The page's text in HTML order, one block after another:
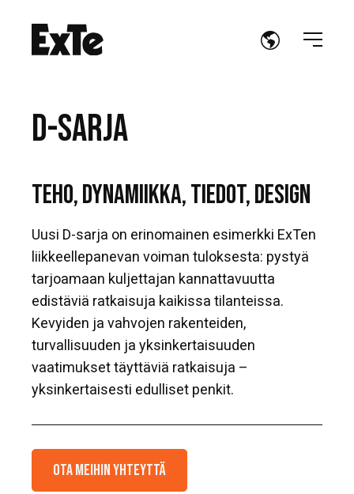
D-SARJA
TEHO, DYNAMIIKKA, TIEDOT, DESIGN
Uusi D-sarja on erinomainen esimerkki ExTen
liikkeellepanevan voiman tuloksesta: pystyä
tarjoamaan kuljettajan kannattavuutta
edistäviä ratkaisuja kaikissa tilanteissa.
Kevyiden ja vahvojen rakenteiden,
turvallisuuden ja yksinkertaisuuden
vaatimukset täyttäviä ratkaisuja –
yksinkertaisesti edulliset penkit.
Ota meihin yhteyttä